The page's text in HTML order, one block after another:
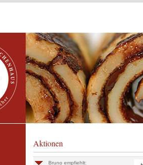
Aktionen
Bruno empfiehlt: